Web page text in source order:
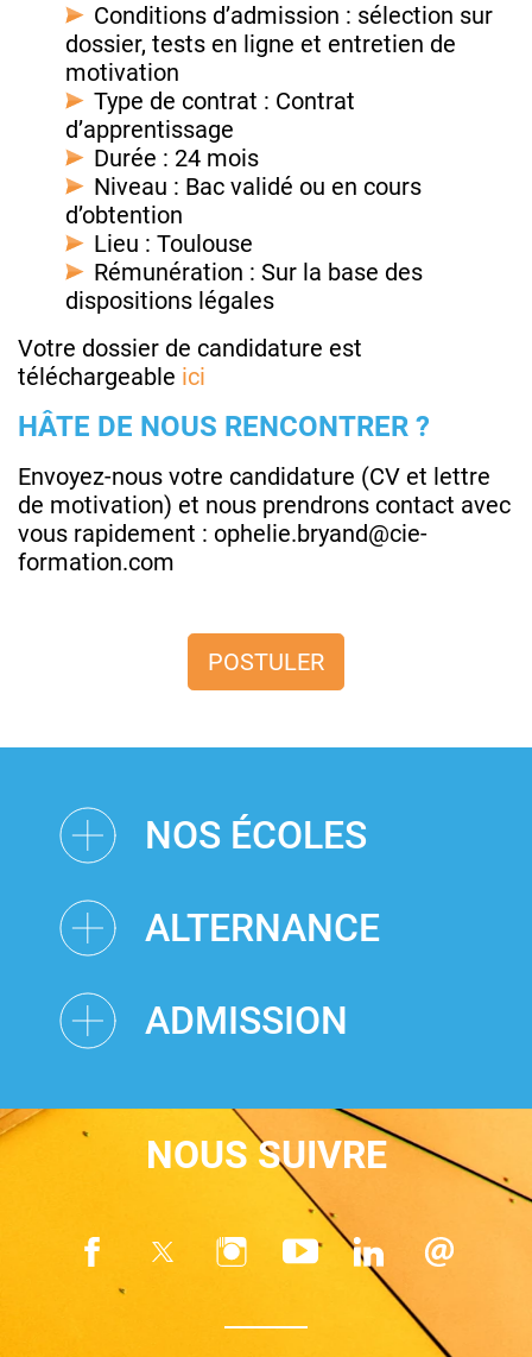
Conditions d’admission : sélection sur
dossier, tests en ligne et entretien de
motivation
Type de contrat : Contrat
d’apprentissage
Durée : 24 mois
Niveau : Bac validé ou en cours
d’obtention
Lieu : Toulouse
Rémunération : Sur la base des
dispositions légales
Votre dossier de candidature est
téléchargeable ici
HÂTE DE NOUS RENCONTRER ?
Envoyez-nous votre candidature (CV et lettre
de motivation) et nous prendrons contact avec
vous rapidement : ophelie.bryand@cie-
formation.com
POSTULER
NOS ÉCOLES
ALTERNANCE
ADMISSION
NOUS SUIVRE